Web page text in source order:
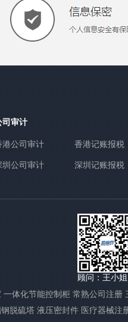
司审计
港公司审计 香港记账报税
圳公司审计 深圳记账报税
顾问：王小姐
一体化节能控制柜 常熟公司注册
脱硫塔 液压密封件 医疗器械注